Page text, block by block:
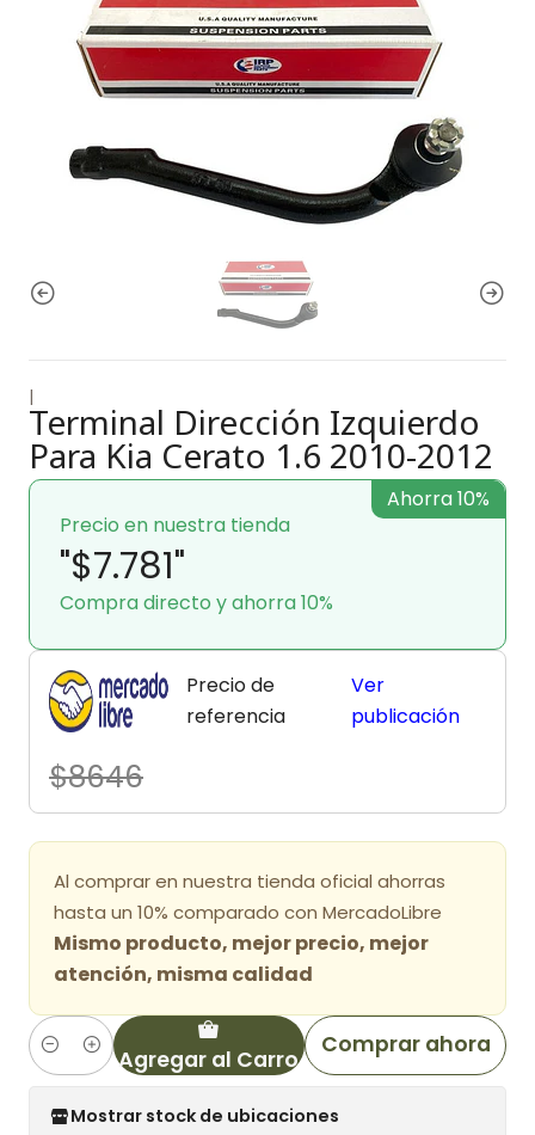
|
Terminal Dirección Izquierdo
Para Kia Cerato 1.6 2010-2012
Precio en nuestra tienda
"$7.781"
Compra directo y ahorra 10%
Ahorra 10%
Precio de
referencia
$8646
Ver
publicación
Al comprar en nuestra tienda oficial ahorras
hasta un 10% comparado con MercadoLibre
Mismo producto, mejor precio, mejor
atención, misma calidad
Cantidad Agregar al Carro
Comprar ahora
Mostrar stock de ubicaciones